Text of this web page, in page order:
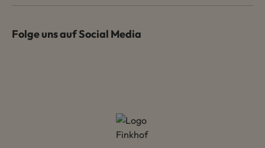
Folge uns auf Social Media